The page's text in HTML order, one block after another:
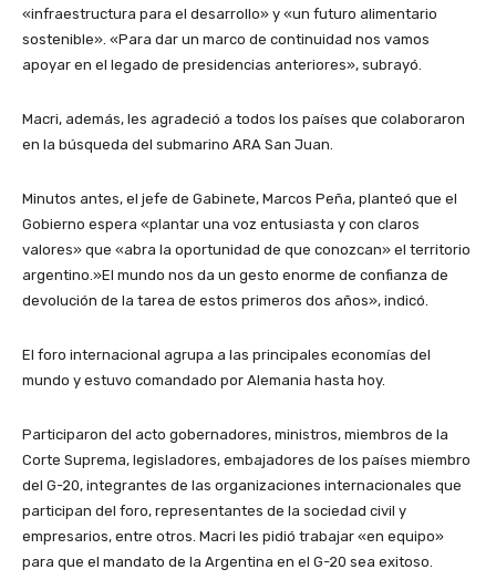
«infraestructura para el desarrollo» y «un futuro alimentario
sostenible». «Para dar un marco de continuidad nos vamos
apoyar en el legado de presidencias anteriores», subrayó.
Macri, además, les agradeció a todos los países que colaboraron
en la búsqueda del submarino ARA San Juan.
Minutos antes, el jefe de Gabinete, Marcos Peña, planteó que el
Gobierno espera «plantar una voz entusiasta y con claros
valores» que «abra la oportunidad de que conozcan» el territorio
argentino.»El mundo nos da un gesto enorme de confianza de
devolución de la tarea de estos primeros dos años», indicó.
El foro internacional agrupa a las principales economías del
mundo y estuvo comandado por Alemania hasta hoy.
Participaron del acto gobernadores, ministros, miembros de la
Corte Suprema, legisladores, embajadores de los países miembro
del G-20, integrantes de las organizaciones internacionales que
participan del foro, representantes de la sociedad civil y
empresarios, entre otros. Macri les pidió trabajar «en equipo»
para que el mandato de la Argentina en el G-20 sea exitoso.